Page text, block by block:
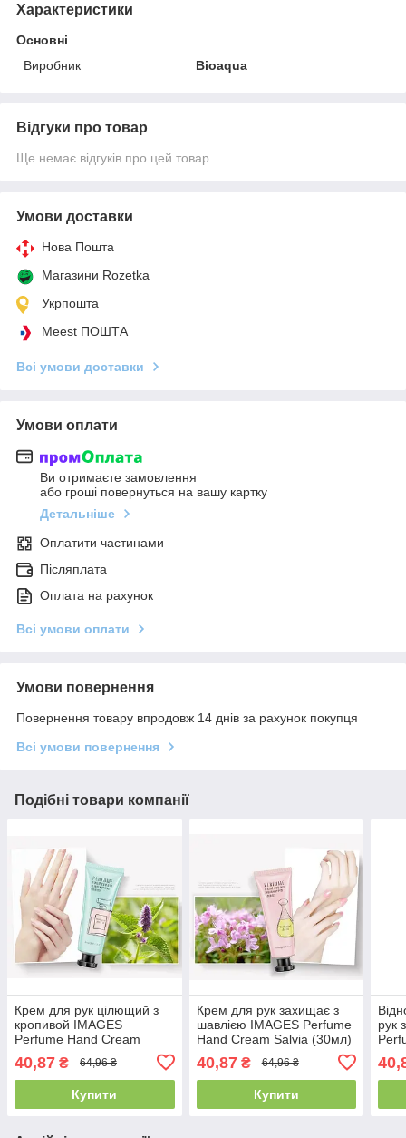
Характеристики
Основні
Виробник
Bioaqua
Відгуки про товар
Ще немає відгуків про цей товар
Умови доставки
Нова Пошта
Магазини Rozetka
Укрпошта
Meest ПОШТА
Всі умови доставки
Умови оплати
Ви отримаєте замовлення
або гроші повернуться на вашу картку
Детальніше
Оплатити частинами
Післяплата
Оплата на рахунок
Всі умови оплати
Умови повернення
Повернення товару впродовж 14 днів за рахунок покупця
Всі умови повернення
Подібні товари компанії
Крем для рук цілющий з
кропивой IMAGES
Perfume Hand Cream
40,87 ₴ 64,96 ₴
Купити
Крем для рук захищає з
шавлією IMAGES Perfume
Hand Cream Salvia (30мл)
40,87₴ 64,96 ₴
Купити
рук